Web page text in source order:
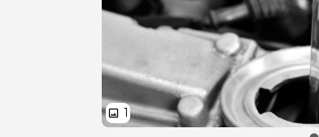
image 1